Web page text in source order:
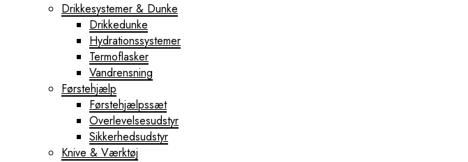
Drikkesystemer & Dunke
Drikkedunke
Hydrationssystemer
Termoflasker
Vandrensning
Førstehjælp
Førstehjælpssæt
Overlevelsesudstyr
Sikkerhedsudstyr
Knive & Værktøj